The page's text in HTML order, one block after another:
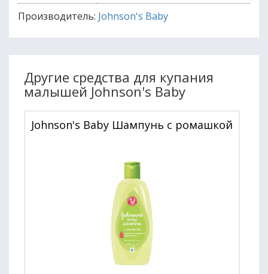
Производитель: Johnson's Baby
Другие средства для купания
малышей Johnson's Baby
Johnson's Baby Шампунь с ромашкой